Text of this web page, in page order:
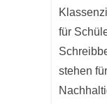
für
stehen